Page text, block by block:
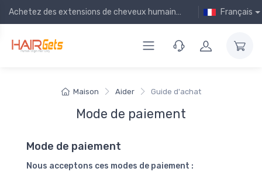
Achetez des extensions de cheveux humains bon marché en ligne ! Français
Maison Aider Guide d'achat
Mode de paiement
Mode de paiement
Nous acceptons ces modes de paiement :